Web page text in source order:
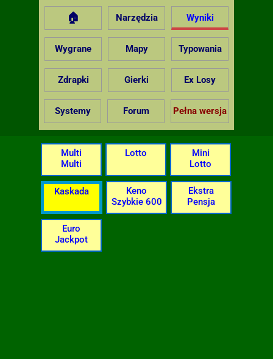
🏠 Narzędzia Wyniki
Wygrane Mapy Typowania
Zdrapki Gierki Ex Losy
Systemy Forum Pełna wersja
Multi
Multi
Lotto
Mini
Lotto
Kaskada
Keno
Szybkie 600
Ekstra
Pensja
Euro
Jackpot